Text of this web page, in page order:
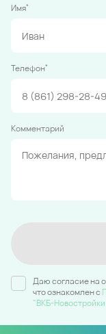
Имя*
Телефон*
Комментарий
Даю согласие на
что ознакомлен c
"ВКБ-Новостройки